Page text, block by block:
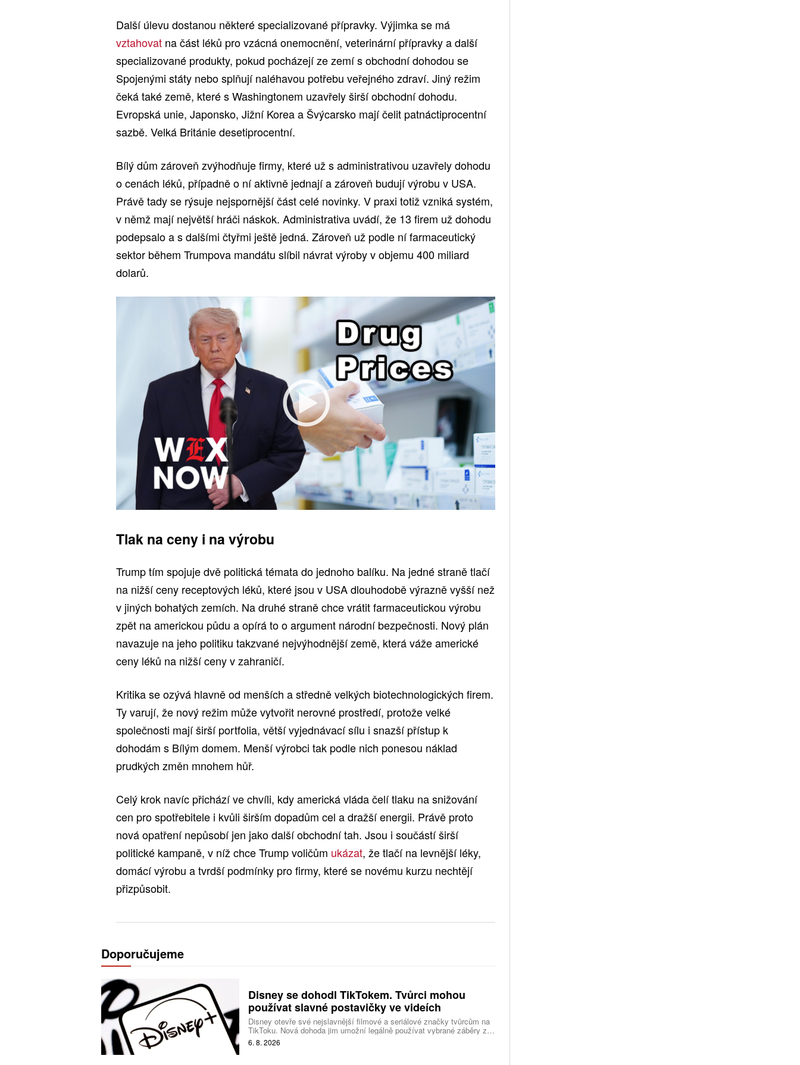
Další úlevu dostanou některé specializované přípravky. Výjimka se má
vztahovat na část léků pro vzácná onemocnění, veterinární přípravky a další
specializované produkty, pokud pocházejí ze zemí s obchodní dohodou se
Spojenými státy nebo splňují naléhavou potřebu veřejného zdraví. Jiný režim
čeká také země, které s Washingtonem uzavřely širší obchodní dohodu.
Evropská unie, Japonsko, Jižní Korea a Švýcarsko mají čelit patnáctiprocentní
sazbě. Velká Británie desetiprocentní.
Bílý dům zároveň zvýhodňuje firmy, které už s administrativou uzavřely dohodu
o cenách léků, případně o ní aktivně jednají a zároveň budují výrobu v USA.
Právě tady se rýsuje nejspornější část celé novinky. V praxi totiž vzniká systém,
v němž mají největší hráči náskok. Administrativa uvádí, že 13 firem už dohodu
podepsalo a s dalšími čtyřmi ještě jedná. Zároveň už podle ní farmaceutický
sektor během Trumpova mandátu slíbil návrat výroby v objemu 400 miliard
dolarů.
Tlak na ceny i na výrobu
Trump tím spojuje dvě politická témata do jednoho balíku. Na jedné straně tlačí
na nižší ceny receptových léků, které jsou v USA dlouhodobě výrazně vyšší než
v jiných bohatých zemích. Na druhé straně chce vrátit farmaceutickou výrobu
zpět na americkou půdu a opírá to o argument národní bezpečnosti. Nový plán
navazuje na jeho politiku takzvané nejvýhodnější země, která váže americké
ceny léků na nižší ceny v zahraničí.
Kritika se ozývá hlavně od menších a středně velkých biotechnologických firem.
Ty varují, že nový režim může vytvořit nerovné prostředí, protože velké
společnosti mají širší portfolia, větší vyjednávací sílu i snazší přístup k
dohodám s Bílým domem. Menší výrobci tak podle nich ponesou náklad
prudkých změn mnohem hůř.
Celý krok navíc přichází ve chvíli, kdy americká vláda čelí tlaku na snižování
cen pro spotřebitele i kvůli širším dopadům cel a dražší energii. Právě proto
nová opatření nepůsobí jen jako další obchodní tah. Jsou i součástí širší
politické kampaně, v níž chce Trump voličům ukázat, že tlačí na levnější léky,
domácí výrobu a tvrdší podmínky pro firmy, které se novému kurzu nechtějí
přizpůsobit.
Doporučujeme
Disney se dohodl TikTokem. Tvůrci mohou
používat slavné postavičky ve videích
Disney otevře své nejslavnější filmové a seriálové značky tvůrcům na
TikToku. Nová dohoda jim umožní legálně používat vybrané záběry z
produkce studia a sdílet vlastní videa také na platformě Disney Verts.
6. 8. 2026